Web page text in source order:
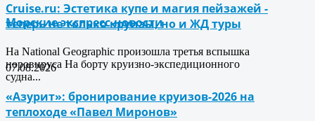
Морские экспресс-новости
На National Geographic произошла третья вспышка
норовируса На борту круизно-экспедиционного
судна...
Cruise.ru: Эстетика купе и магия пейзажей -
теперь не только круизы, но и ЖД туры
07.08.2026
«Азурит»: бронирование круизов-2026 на
теплоходе «Павел Миронов»